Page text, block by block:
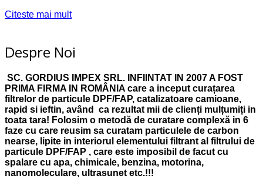
Citeste mai mult
Despre Noi
SC. GORDIUS IMPEX SRL. INFIINTAT IN 2007 A FOST
PRIMA FIRMA IN ROMÂNIA care a inceput curațarea
filtrelor de particule DPF/FAP, catalizatoare camioane,
rapid si ieftin, având ca rezultat mii de clienți mulțumiți in
toata tara! Folosim o metodă de curatare complexă in 6
faze cu care reusim sa curatam particulele de carbon
nearse, lipite in interiorul elementului filtrant al filtrului de
particule DPF/FAP , care este imposibil de facut cu
spalare cu apa, chimicale, benzina, motorina,
nanomoleculare, ultrasunet etc.!!!